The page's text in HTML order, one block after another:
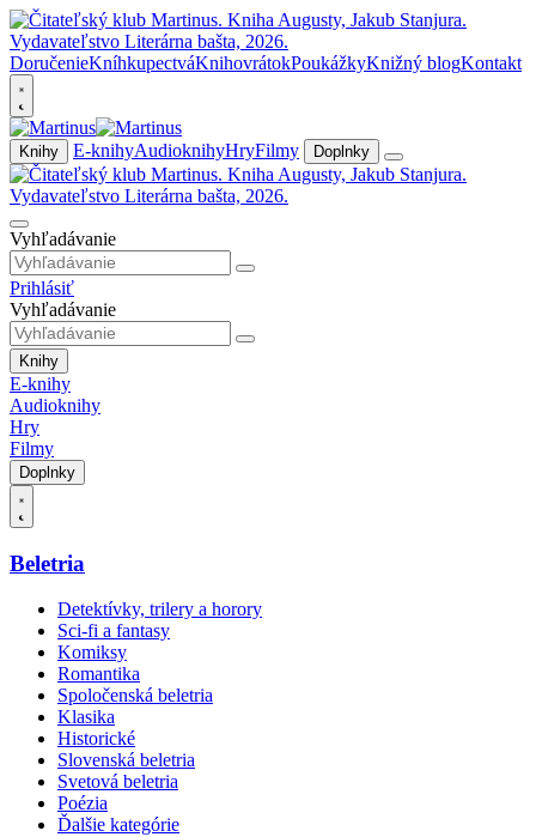
DoručenieKníhkupectváKnihovrátokPoukážkyKnižný blogKontakt
Knihy E-knihyAudioknihyHryFilmy Doplnky
Vyhľadávanie
Prihlásiť
Vyhľadávanie
Knihy
E-knihy
Audioknihy
Hry
Filmy
Doplnky
Beletria
Detektívky, trilery a horory
Sci-fi a fantasy
Komiksy
Romantika
Spoločenská beletria
Klasika
Historické
Slovenská beletria
Svetová beletria
Poézia
Ďalšie kategórie